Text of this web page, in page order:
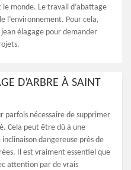
monde. Le travail d’abattage
l’environnement. Pour cela,
élagage pour demander
D’ARBRE À SAINT
parfois nécessaire de supprimer
Cela peut être dû à une
dangereuse près de
Il est vraiment essentiel que
attention par de vrais